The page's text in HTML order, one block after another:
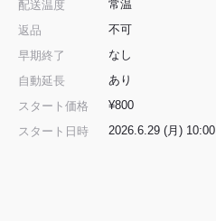
配送温度
常温
返品
不可
早期終了
なし
自動延長
あり
スタート価格
¥800
スタート日時
2026.6.29 (月) 10:00